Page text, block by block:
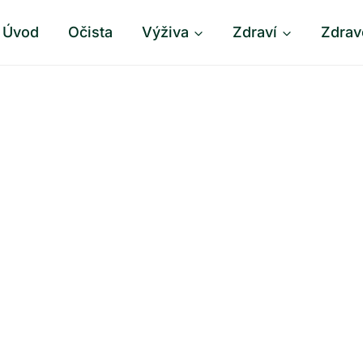
Úvod Očista Výživa Zdraví